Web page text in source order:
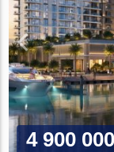
4 900